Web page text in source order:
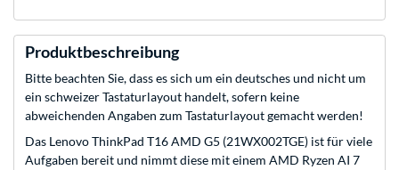
Produktbeschreibung
Bitte beachten Sie, dass es sich um ein deutsches und nicht um
ein schweizer Tastaturlayout handelt, sofern keine
abweichenden Angaben zum Tastaturlayout gemacht werden!
Das Lenovo ThinkPad T16 AMD G5 (21WX002TGE) ist für viele
Aufgaben bereit und nimmt diese mit einem AMD Ryzen AI 7